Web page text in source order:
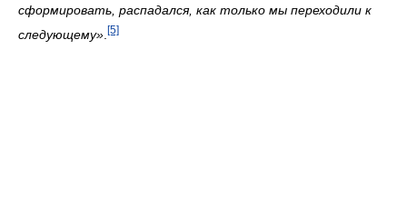
сформировать, распадался, как только мы переходили к
следующему» [5]